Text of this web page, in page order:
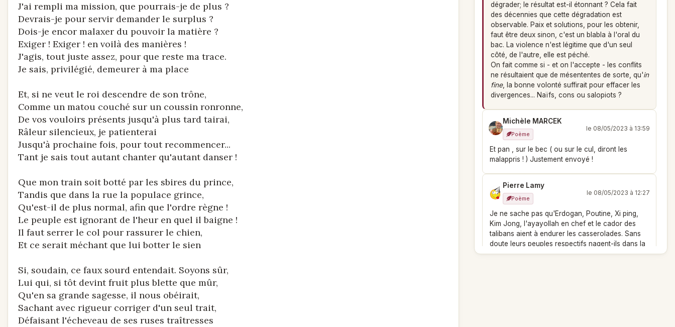
J'ai rempli ma mission, que pourrais-je de plus ?
Devrais-je pour servir demander le surplus ?
Dois-je encor malaxer du pouvoir la matière ?
Exiger ! Exiger ! en voilà des manières !
J'agis, tout juste assez, pour que reste ma trace.
Je sais, privilégié, demeurer à ma place
Et, si ne veut le roi descendre de son trône,
Comme un matou couché sur un coussin ronronne,
De vos vouloirs présents jusqu'à plus tard tairai,
Râleur silencieux, je patienterai
Jusqu'à prochaine fois, pour tout recommencer...
Tant je sais tout autant chanter qu'autant danser !
Que mon train soit botté par les sbires du prince,
Tandis que dans la rue la populace grince,
Qu'est-il de plus normal, afin que l'ordre règne !
Le peuple est ignorant de l'heur en quel il baigne !
Il faut serrer le col pour rassurer le chien,
Et ce serait méchant que lui botter le sien
Si, soudain, ce faux sourd entendait. Soyons sûr,
Lui qui, si tôt devint fruit plus blette que mûr,
Qu'en sa grande sagesse, il nous obéirait,
Sachant avec rigueur corriger d'un seul trait,
Défaisant l'écheveau de ses ruses traîtresses
dégrader; le résultat est-il étonnant ? Cela fait
des décennies que cette dégradation est
observable. Paix et solutions, pour les obtenir,
faut être deux sinon, c'est un blabla à l'oral du
bac. La violence n'est légitime que d'un seul
côté, de l'autre, elle est péché.
On fait comme si - et on l'accepte - les conflits
ne résultaient que de mésententes de sorte, qu'in
fine, la bonne volonté suffirait pour effacer les
divergences... Naïfs, cons ou salopiots ?
Michèle MARCEK
Poème
le 08/05/2023 à 13:59
Et pan , sur le bec ( ou sur le cul, diront les
malappris ! ) Justement envoyé !
Pierre Lamy
Poème
le 08/05/2023 à 12:27
Je ne sache pas qu'Erdogan, Poutine, Xi ping,
Kim Jong, l'ayayollah en chef et le cador des
talibans aient à endurer les casserolades. Sans
doute leurs peuples respectifs nagent-ils dans la
béatitude.